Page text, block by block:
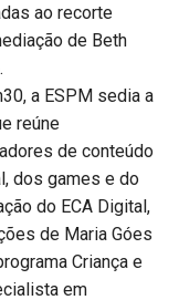
ao recorte
de Beth
a ESPM sedia a
reúne
de conteúdo
dos games e do
do ECA Digital,
de Maria Góes
Criança e
em